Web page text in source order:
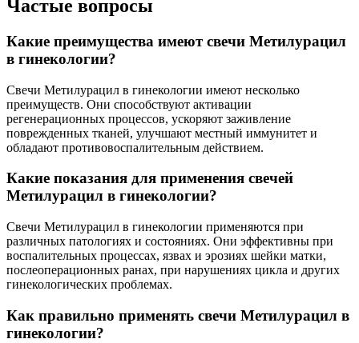
Частые вопросы
Какие преимущества имеют свечи Метилурацил
в гинекологии?
Свечи Метилурацил в гинекологии имеют несколько
преимуществ. Они способствуют активации
регенерационных процессов, ускоряют заживление
поврежденных тканей, улучшают местный иммунитет и
обладают противовоспалительным действием.
Какие показания для применения свечей
Метилурацил в гинекологии?
Свечи Метилурацил в гинекологии применяются при
различных патологиях и состояниях. Они эффективны при
воспалительных процессах, язвах и эрозиях шейки матки,
послеоперационных ранах, при нарушениях цикла и других
гинекологических проблемах.
Как правильно применять свечи Метилурацил в
гинекологии?